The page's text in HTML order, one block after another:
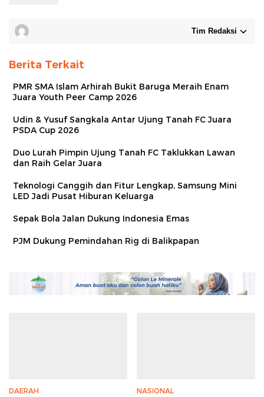
Tim Redaksi
Berita Terkait
PMR SMA Islam Arhirah Bukit Baruga Meraih Enam
Juara Youth Peer Camp 2026
Udin & Yusuf Sangkala Antar Ujung Tanah FC Juara
PSDA Cup 2026
Duo Lurah Pimpin Ujung Tanah FC Taklukkan Lawan
dan Raih Gelar Juara
Teknologi Canggih dan Fitur Lengkap, Samsung Mini
LED Jadi Pusat Hiburan Keluarga
Sepak Bola Jalan Dukung Indonesia Emas
PJM Dukung Pemindahan Rig di Balikpapan
DAERAH NASIONAL